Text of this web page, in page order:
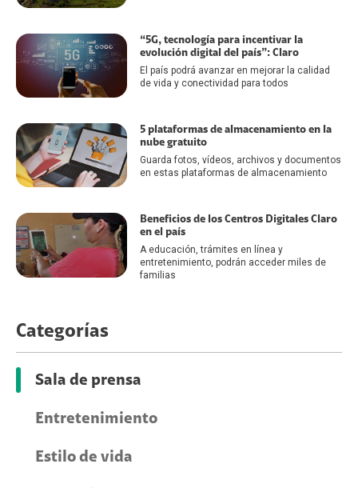
“5G, tecnología para incentivar la
evolución digital del país”: Claro
El país podrá avanzar en mejorar la calidad
de vida y conectividad para todos
5 plataformas de almacenamiento en la
nube gratuito
Guarda fotos, vídeos, archivos y documentos
en estas plataformas de almacenamiento
Beneficios de los Centros Digitales Claro
en el país
A educación, trámites en línea y
entretenimiento, podrán acceder miles de
familias
Categorías
Sala de prensa
Entretenimiento
Estilo de vida